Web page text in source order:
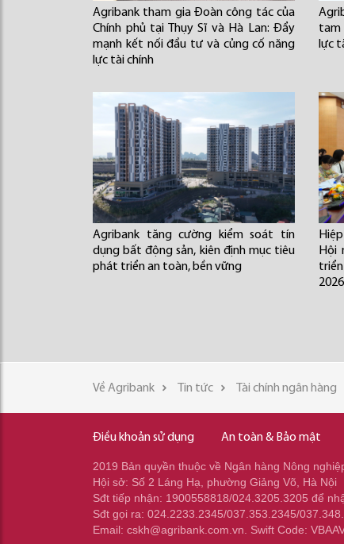
Agribank tham gia Đoàn công tác của
Chính phủ tại Thụy Sĩ và Hà Lan: Đẩy
mạnh kết nối đầu tư và củng cố năng
lực tài chính
tam
lực
Agribank tăng cường kiểm soát tín
dụng bất động sản, kiên định mục tiêu
phát triển an toàn, bền vững
Hội
2026
Về Agribank Tin tức Tài chính ngân hàng
Điều khoản sử dụng An toàn & Bảo mật
2019 Bản quyền thuộc về Ngân hàng Nông
Hội sở: Số 2 Láng Hạ, phường Giảng Võ, Hà Nội
Sđt tiếp nhận: 1900558818/024.3205.3205 để
Sđt gọi ra: 024.2233.2345/037.353.2345/
Email: cskh@agribank.com.vn. Swift Code: